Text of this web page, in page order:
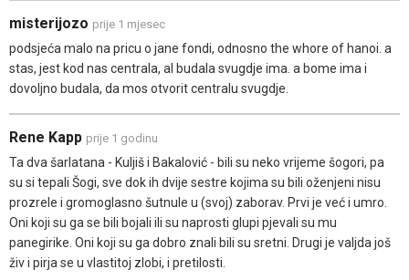
misterijozo prije 1 mjesec
podsjeća malo na pricu o jane fondi, odnosno the whore of hanoi. a
stas, jest kod nas centrala, al budala svugdje ima. a bome ima i
dovoljno budala, da mos otvorit centralu svugdje.
Rene Kapp prije 1 godinu
Ta dva šarlatana - Kuljiš i Bakalović - bili su neko vrijeme šogori, pa
su si tepali Šogi, sve dok ih dvije sestre kojima su bili oženjeni nisu
prozrele i gromoglasno šutnule u (svoj) zaborav. Prvi je već i umro.
Oni koji su ga se bili bojali ili su naprosti glupi pjevali su mu
panegirike. Oni koji su ga dobro znali bili su sretni. Drugi je valjda još
živ i pirja se u vlastitoj zlobi, i pretilosti.